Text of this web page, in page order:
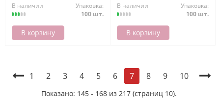
В наличии
Упаковка:
100 шт.
В корзину
В наличии
Упаковка:
100 шт.
В корзину
1 2 3 4 5 6 7 8 9 10
Показано: 145 - 168 из 217 (страниц 10).